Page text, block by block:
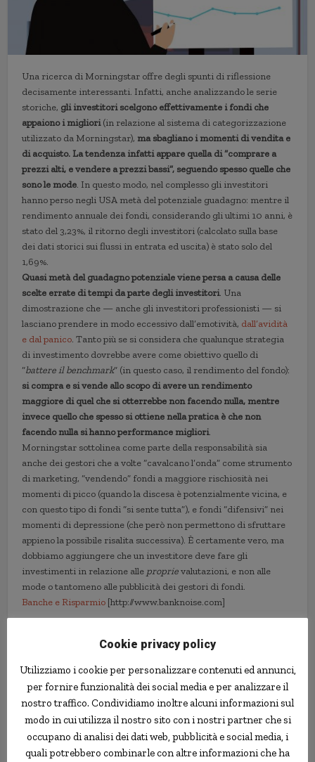
Una ricerca di Morningstar offre degli spunti di riflessione
decisamente interessanti. Infatti, anche analizzando le serie
storiche, gli investitori scelgono effettivamente i fondi che
appaiono i migliori(in relazione al sistema di categorizzazione
utilizzato da Morningstar), ma sbagliano i momenti di vendita e
di acquisto. La tendenza infatti appare quella di “comprare a
prezzi alti, e vendere a prezzi bassi”, seguendo spesso quelle che
sono le mode. In questo modo, nel complesso gli investitori
hanno perso negli USA metà del potenziale guadagno: mentre il
rendimento annuale dei fondi, considerando gli ultimi 10 anni, è
stato del 3,23%, il ritorno degli investitori (calcolato sulla base
dei dati storici sui flussi in entrata ed uscita) è stato solo del
1,69%.
Quasi metà del guadagno potenziale viene persa a causa delle
scelte errate di tempi da parte degli investitori. Una
dimostrazione che — anche gli investitori professionisti — si
lasciano prendere in modo eccessivo dall’emotività, dall’avidità
e dal panico. Tanto più se si considera che qualunque strategia
di investimento dovrebbe avere come obiettivo quello di
“battere il benchmark” (in questo caso, il rendimento del fondo):
si compra e si vende allo scopo di avere un rendimento
maggiore di quel che si otterrebbe non facendo nulla, mentre
invece quello che spesso si ottiene nella pratica è che non
facendo nulla si hanno performance migliori.
Morningstar sottolinea come parte della responsabilità sia
anche dei gestori che a volte “cavalcano l’onda” come strumento
di marketing, “vendendo” fondi a maggiore rischiosità nei
momenti di picco (quando la discesa è potenzialmente vicina, e
con questo tipo di fondi “si sente tutta”), e fondi “difensivi” nei
momenti di depressione (che però non permettono di sfruttare
appieno la possibile risalita successiva). È certamente vero, ma
dobbiamo aggiungere che un investitore deve fare gli
investimenti in relazione alle proprievalutazioni, e non alle
mode o tantomeno alle pubblicità dei gestori di fondi.
Banche e Risparmio [http://www.banknoise.com]
investimentiCookie privacy policy
Utilizziamo i cookie per personalizzare contenuti ed annunci,
per fornire funzionalità dei social media e per analizzare il
nostro traffico. Condividiamo inoltre alcuni informazioni sul
modo in cui utilizza il nostro sito con i nostri partner che si
occupano di analisi dei dati web, pubblicità e social media, i
quali potrebbero combinarle con altre informazioni che ha